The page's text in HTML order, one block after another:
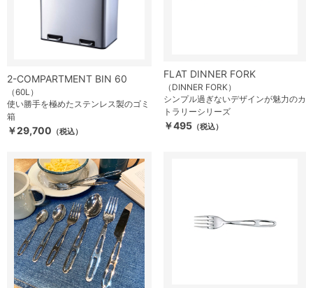
2-COMPARTMENT BIN 60
（60L）
使い勝手を極めたステンレス製のゴミ
箱
￥29,700 （税込）
FLAT DINNER FORK
（DINNER FORK）
シンプル過ぎないデザインが魅力のカ
トラリーシリーズ
￥495 （税込）